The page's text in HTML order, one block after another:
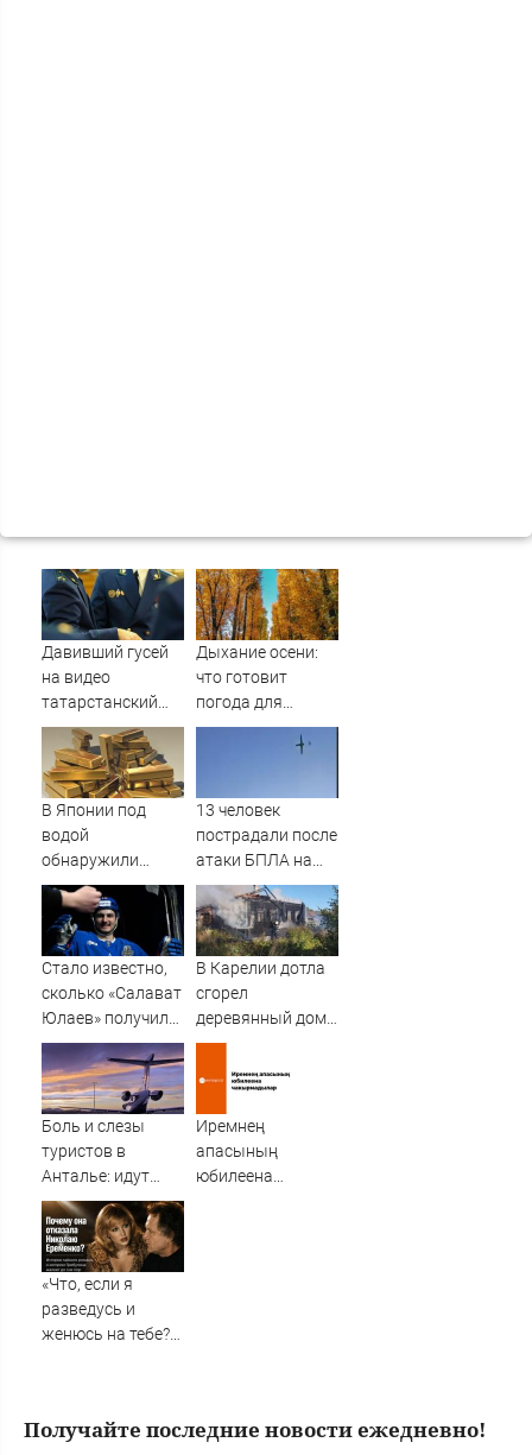
Давивший гусей
на видео
татарстанский
прокурор ушел в
отставку
09/08/2026 –
Новости
Дыхание осени:
что готовит
погода для
Тверской области
на второй неделе
В Японии под
водой
обнаружили
рекордные
запасы
«невидимого»
золота
13 человек
пострадали после
атаки БПЛА на
российский город
Стало известно,
сколько «Салават
Юлаев» получил
от СКА в сделке
по Бландиси
В Карелии дотла
сгорел
деревянный дом
(ФОТО)
Боль и слезы
туристов в
Анталье: идут
массовые
задержки рейсов
в Россию
Иремнең
апасының
юбилеена
«Что, если я
разведусь и
женюсь на тебе?»:
Николаю
Получайте последние новости ежедневно!